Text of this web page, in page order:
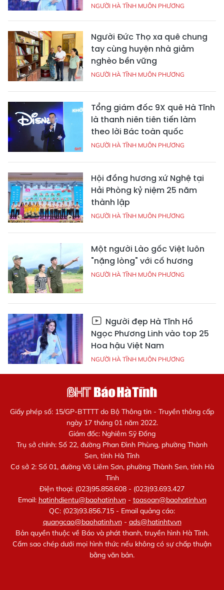
NGƯỜI HÀ TĨNH MUÔN PHƯƠNG
Người Đức Thọ xa quê chung
tay cùng huyện nhà giảm
nghèo bền vững
NGƯỜI HÀ TĨNH MUÔN PHƯƠNG
Tổng giám đốc 9X quê Hà Tĩnh
là thanh niên tiên tiến làm
theo lời Bác toàn quốc
NGƯỜI HÀ TĨNH MUÔN PHƯƠNG
Hội đồng hương xứ Nghệ tại
Hải Phòng kỷ niệm 25 năm
thành lập
NGƯỜI HÀ TĨNH MUÔN PHƯƠNG
Một người Lào gốc Việt luôn
"nặng lòng" với cố hương
NGƯỜI HÀ TĨNH MUÔN PHƯƠNG
Người đẹp Hà Tĩnh Hồ
Ngọc Phương Linh vào top 25
Hoa hậu Việt Nam
NGƯỜI HÀ TĨNH MUÔN PHƯƠNG
Giấy phép số: 15/GP-BTTTT do Bộ Thông tin - Truyền thông cấp
ngày 17 tháng 01 năm 2022.
Giám đốc: Nghiêm Sỹ Đống
Trụ sở chính: Số 22, đường Phan Đình Phùng, phường Thành
Sen, tỉnh Hà Tĩnh
Cơ sở 2: Số 01, đường Võ Liêm Sơn, phường Thành Sen, tỉnh Hà
Tĩnh
Điện thoại: (023)95.858.608 - (023)93.693.427
Email: hatinhdientu@baohatinh.vn- toasoan@baohatinh.vn
QC: (023)93.856.715 - Email quảng cáo:
quangcao@baohatinh.vn- ads@hatinhtv.vn
Bản quyền thuộc về Báo và phát thanh, truyền hình Hà Tĩnh.
Cấm sao chép dưới mọi hình thức nếu không có sự chấp thuận
bằng văn bản.